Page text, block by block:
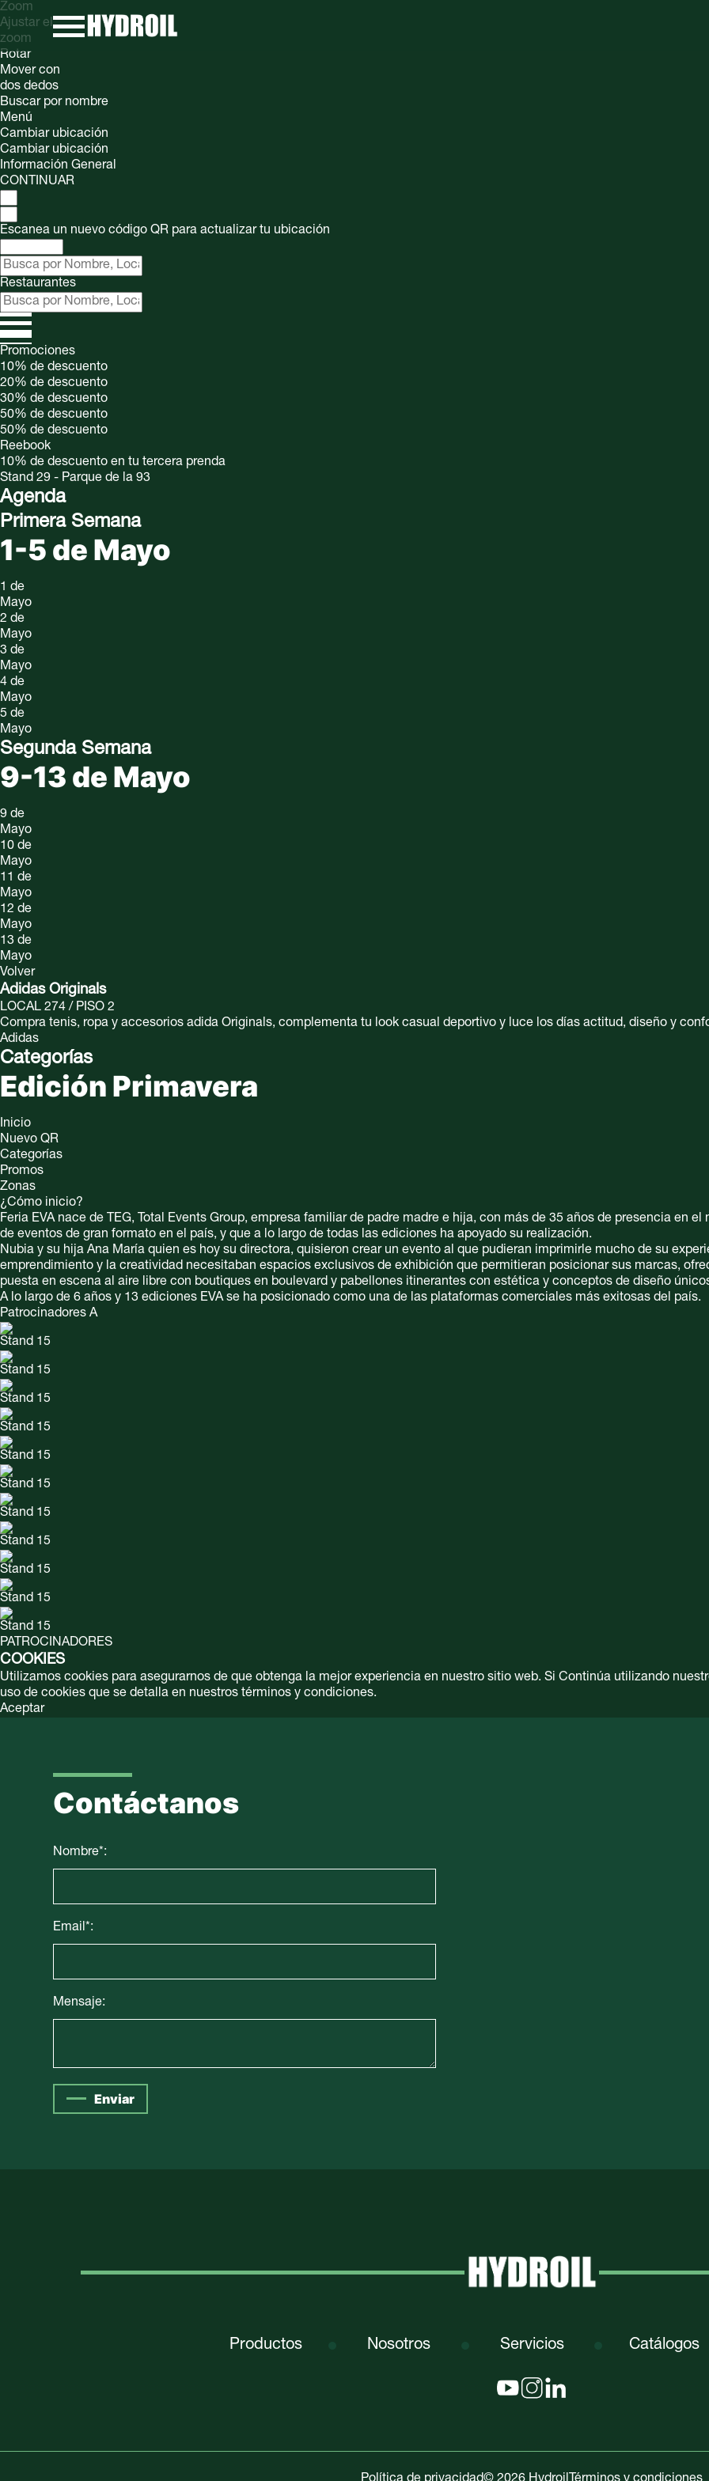
Zoom
Ajustar el
zoom
Rotar
Mover con
dos dedos
Buscar por nombre
Menú
Cambiar ubicación
Cambiar ubicación
Información General
CONTINUAR
Escanea un nuevo código QR para actualizar tu ubicación
Restaurantes
Promociones
10% de descuento
20% de descuento
30% de descuento
50% de descuento
50% de descuento
Reebook
10% de descuento en tu tercera prenda
Stand 29 - Parque de la 93
Agenda
Primera Semana
1-5 de Mayo
1 de
Mayo
2 de
Mayo
3 de
Mayo
4 de
Mayo
5 de
Mayo
Segunda Semana
9-13 de Mayo
9 de
Mayo
10 de
Mayo
11 de
Mayo
12 de
Mayo
13 de
Mayo
Volver
Adidas Originals
LOCAL 274 / PISO 2
Compra tenis, ropa y accesorios adida Originals, complementa tu look casual deportivo y luce los días actitud, diseño y
Adidas
Categorías
Edición Primavera
Inicio
Nuevo QR
Categorías
Promos
Zonas
¿Cómo inicio?
Feria EVA nace de TEG, Total Events Group, empresa familiar de padre madre e hija, con más de 35 años de presencia en
de eventos de gran formato en el país, y que a lo largo de todas las ediciones ha apoyado su realización.
Nubia y su hija Ana María quien es hoy su directora, quisieron crear un evento al que pudieran imprimirle mucho de su
emprendimiento y la creatividad necesitaban espacios exclusivos de exhibición que permitieran posicionar sus marcas,
puesta en escena al aire libre con boutiques en boulevard y pabellones itinerantes con estética y conceptos de diseño
A lo largo de 6 años y 13 ediciones EVA se ha posicionado como una de las plataformas comerciales más exitosas del país.
Patrocinadores A
Stand 15
Stand 15
Stand 15
Stand 15
Stand 15
Stand 15
Stand 15
Stand 15
Stand 15
Stand 15
Stand 15
PATROCINADORES
COOKIES
Utilizamos cookies para asegurarnos de que obtenga la mejor experiencia en nuestro sitio web. Si Continúa utilizando
uso de cookies que se detalla en nuestros términos y condiciones.
Aceptar
Contáctanos
Nombre*:
Email*:
Mensaje:
Enviar
Productos Nosotros Servicios Catálogos